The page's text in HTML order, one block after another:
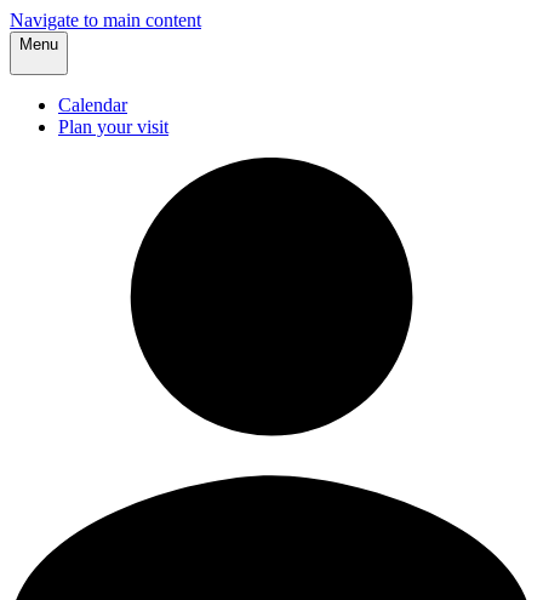
Navigate to main content
Menu
Calendar
Plan your visit